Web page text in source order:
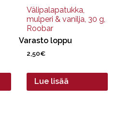
Välipalapatukka,
mulperi & vanilja, 30 g,
Roobar
Varasto loppu
2,50€
Lue lisää